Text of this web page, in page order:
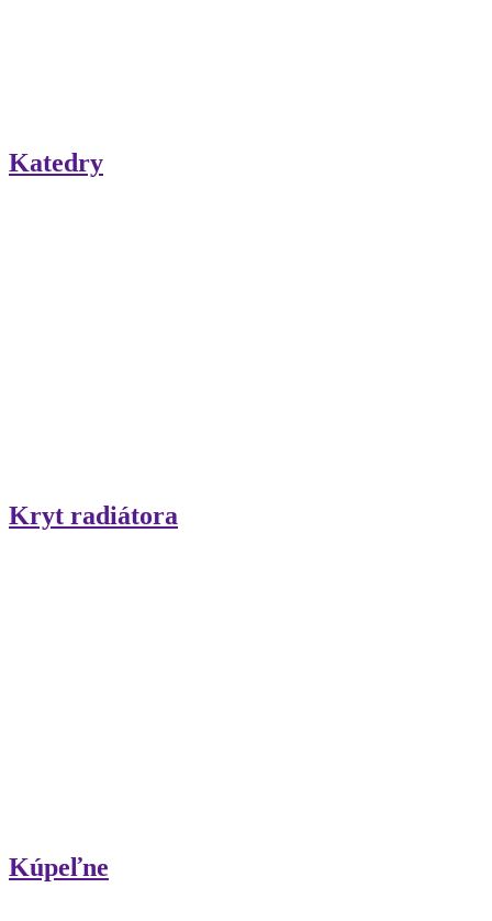
Katedry
Kryt radiátora
Kúpeľne